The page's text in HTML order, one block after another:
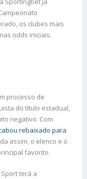
os clubes mais
odds iniciais.
processo de
do título estadual,
negativo. Com
rebaixado para
assim, o elenco e o
favorito.
terá a